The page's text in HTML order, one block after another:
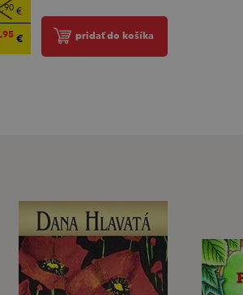
,90€
,95€ pridať do košíka